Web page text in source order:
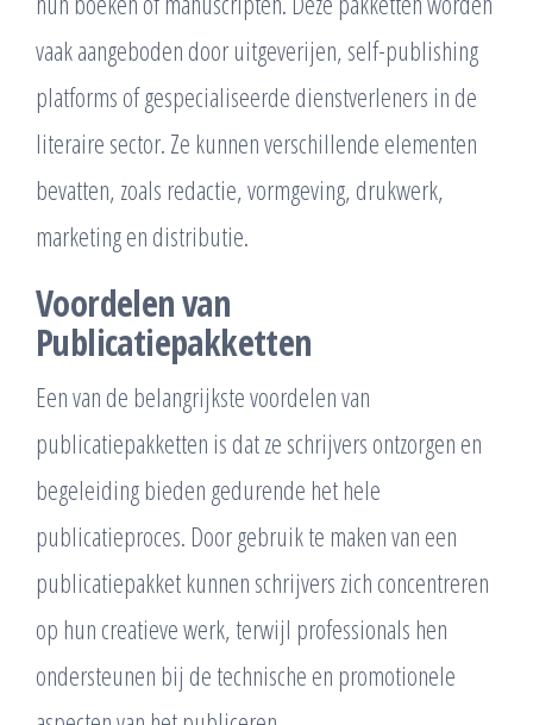
vaak aangeboden door uitgeverijen, self-publishing
platforms of gespecialiseerde dienstverleners in de
literaire sector. Ze kunnen verschillende elementen
bevatten, zoals redactie, vormgeving, drukwerk,
marketing en distributie.
Voordelen van
Publicatiepakketten
Een van de belangrijkste voordelen van
publicatiepakketten is dat ze schrijvers ontzorgen en
begeleiding bieden gedurende het hele
publicatieproces. Door gebruik te maken van een
publicatiepakket kunnen schrijvers zich concentreren
op hun creatieve werk, terwijl professionals hen
ondersteunen bij de technische en promotionele